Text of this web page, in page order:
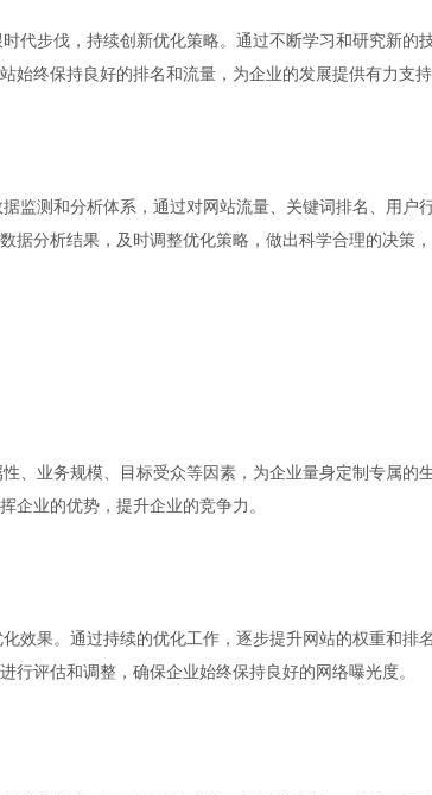
代步伐，持续创新优化策略。通过不断学习和研究新的
终保持良好的排名和流量，为企业的发展提供有力支持
监测和分析体系，通过对网站流量、关键词排名、用户
据分析结果，及时调整优化策略，做出科学合理的决策
、业务规模、目标受众等因素，为企业量身定制专属的
企业的优势，提升企业的竞争力。
效果。通过持续的优化工作，逐步提升网站的权重和排名
评估和调整，确保企业始终保持良好的网络曝光度。